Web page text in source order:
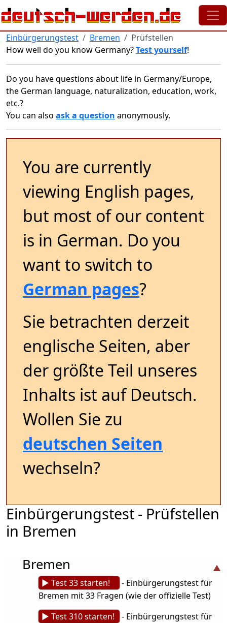
Skip to main content
Einbürgerungstest Bremen
Prüfstellen
How well do you know Germany?Test yourself!
Do you have questions about life in Germany/Europe,
the German language, naturalization, education, work,
etc.?
You can also ask a question anonymously.
You are currently
viewing English pages,
but most of our content
is in German. Do you
want to switch to
German pages?
Sie betrachten derzeit
englische Seiten, aber
der größte Teil unseres
Inhalts ist auf Deutsch.
Wollen Sie zu
deutschen Seiten
wechseln?
Einbürgerungstest - Prüfstellen
in Bremen
Bremen
► Test 33 starten!
- Einbürgerungstest für
Bremen mit 33 Fragen (wie der offizielle Test)
► Test 310 starten!
- Einbürgerungstest für